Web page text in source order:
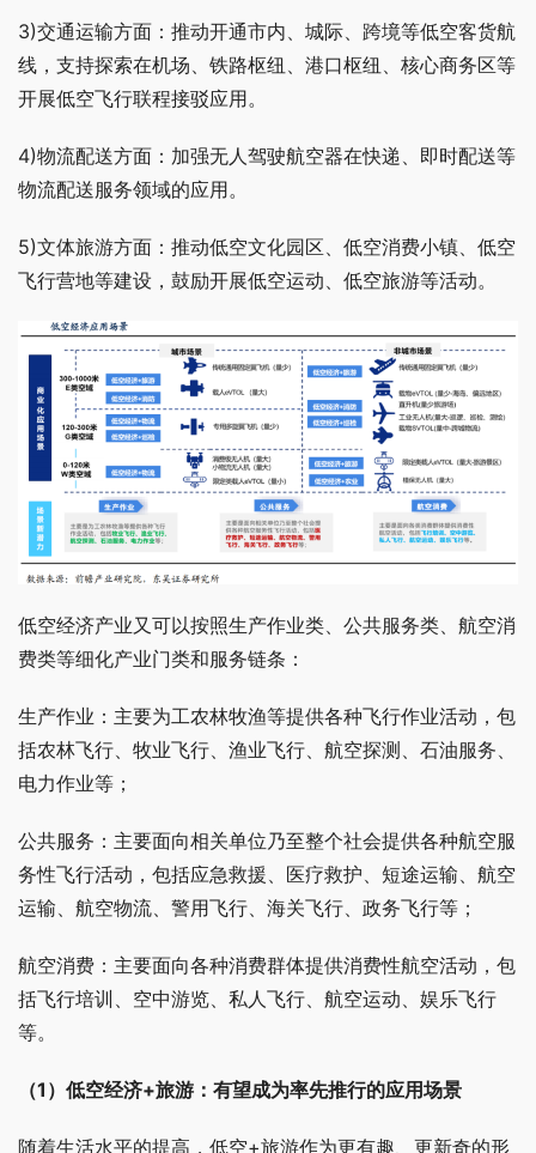
3)交通运输方面：推动开通市内、城际、跨境等低空客货航
线，支持探索在机场、铁路枢纽、港口枢纽、核心商务区等
开展低空飞行联程接驳应用。
4)物流配送方面：加强无人驾驶航空器在快递、即时配送等
物流配送服务领域的应用。
5)文体旅游方面：推动低空文化园区、低空消费小镇、低空
飞行营地等建设，鼓励开展低空运动、低空旅游等活动。
低空经济产业又可以按照生产作业类、公共服务类、航空消
费类等细化产业门类和服务链条：
生产作业：主要为工农林牧渔等提供各种飞行作业活动，包
括农林飞行、牧业飞行、渔业飞行、航空探测、石油服务、
电力作业等；
公共服务：主要面向相关单位乃至整个社会提供各种航空服
务性飞行活动，包括应急救援、医疗救护、短途运输、航空
运输、航空物流、警用飞行、海关飞行、政务飞行等；
航空消费：主要面向各种消费群体提供消费性航空活动，包
括飞行培训、空中游览、私人飞行、航空运动、娱乐飞行
等。
（1）低空经济+旅游：有望成为率先推行的应用场景
随着生活水平的提高，低空+旅游作为更有趣、更新奇的形